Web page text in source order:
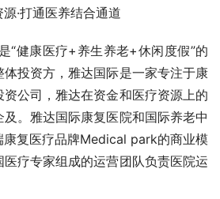
、杭州、苏州均在1小时间交通圈
1.5公里，西栅景区3.0公里，交通便
理位置优越。
·打通医养结合通道
康医疗+养生养老+休闲度假”的
投资方，雅达国际是一家专注于康
公司，雅达在资金和医疗资源上的